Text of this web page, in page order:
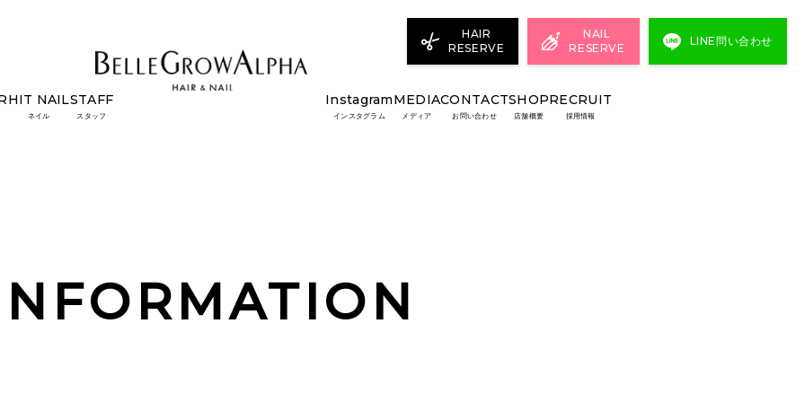
HAIR
RESERVE
NAIL
RESERVE
LINE問い合わせ
HIT NAIL
ネイル
STAFF
スタッフ
Instagram
インスタグラム
MEDIA
メディア
CONTACT
お問い合わせ
SHOP
店舗概要
RECRUIT
採用情報